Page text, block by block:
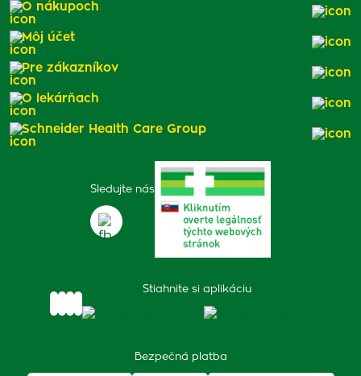
Sledujte nás
Stiahnite si aplikáciu
Bezpečná platba
O nákupoch
Môj účet
Pre zákazníkov
O lekárňach
Schneider Health Care Group